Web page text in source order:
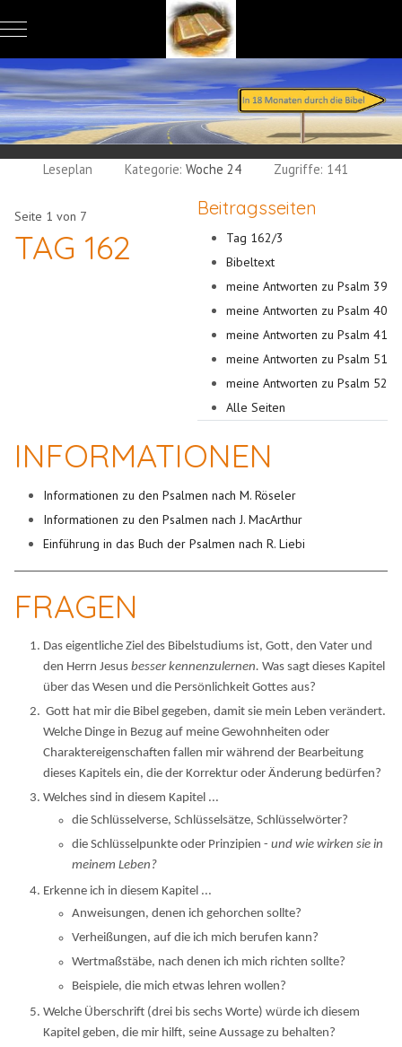
Mobile Menu Toggle
Leseplan Kategorie:Woche 24 Zugriffe: 141
Beitragsseiten
Tag 162/3
Bibeltext
meine Antworten zu Psalm 39
meine Antworten zu Psalm 40
meine Antworten zu Psalm 41
meine Antworten zu Psalm 51
meine Antworten zu Psalm 52
Alle Seiten
Seite 1 von 7
TAG 162
INFORMATIONEN
Informationen zu den Psalmen nach M. Röseler
Informationen zu den Psalmen nach J. MacArthur
Einführung in das Buch der Psalmen nach R. Liebi
FRAGEN
Das eigentliche Ziel des Bibelstudiums ist, Gott, den Vater und
den Herrn Jesusbesser kennenzulernen. Was sagt dieses Kapitel
über das Wesen und die Persönlichkeit Gottes aus?
Gott hat mir die Bibel gegeben, damit sie mein Leben verändert.
Welche Dinge in Bezug auf meine Gewohnheiten oder
Charaktereigenschaften fallen mir während der Bearbeitung
dieses Kapitels ein, die der Korrektur oder Änderung bedürfen?
Welches sind in diesem Kapitel ...
die Schlüsselverse, Schlüsselsätze, Schlüsselwörter?
die Schlüsselpunkte oder Prinzipien -und wie wirken sie in
meinem Leben?
Erkenne ich in diesem Kapitel ...
Anweisungen, denen ich gehorchen sollte?
Verheißungen, auf die ich mich berufen kann?
Wertmaßstäbe, nach denen ich mich richten sollte?
Beispiele, die mich etwas lehren wollen?
Welche Überschrift (drei bis sechs Worte) würde ich diesem
Kapitel geben, die mir hilft, seine Aussage zu behalten?